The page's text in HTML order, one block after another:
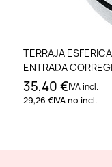
TERRAJA
ENTRADA
35,40 €IVA incl.
29,26 €IVA no incl.